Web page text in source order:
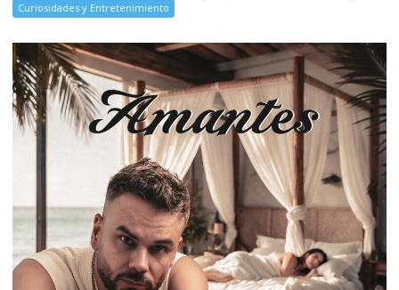
Curiosidades y Entretenimiento